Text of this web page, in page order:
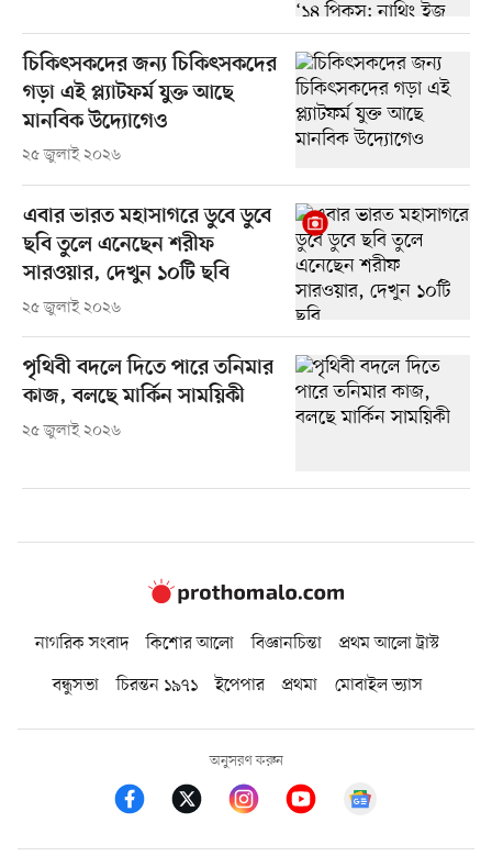
চিকিৎসকদের জন্য চিকিৎসকদের
গড়া এই প্ল্যাটফর্ম যুক্ত আছে
মানবিক উদ্যোগেও
২৫ জুলাই ২০২৬
এবার ভারত মহাসাগরে ডুবে ডুবে
ছবি তুলে এনেছেন শরীফ
সারওয়ার, দেখুন ১০টি ছবি
২৫ জুলাই ২০২৬
পৃথিবী বদলে দিতে পারে তনিমার
কাজ, বলছে মার্কিন সাময়িকী
২৫ জুলাই ২০২৬
নাগরিক সংবাদ কিশোর আলো বিজ্ঞানচিন্তা
প্রথম আলো ট্রাস্ট
বন্ধুসভা
চিরন্তন ১৯৭১ ইপেপার প্রথমা মোবাইল ভ্যাস
অনুসরণ করুন